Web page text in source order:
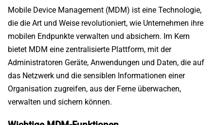
Mobile Device Management (MDM) ist eine Technologie,
die die Art und Weise revolutioniert, wie Unternehmen ihre
mobilen Endpunkte verwalten und absichern. Im Kern
bietet MDM eine zentralisierte Plattform, mit der
Administratoren Geräte, Anwendungen und Daten, die auf
das Netzwerk und die sensiblen Informationen einer
Organisation zugreifen, aus der Ferne überwachen,
verwalten und sichern können.